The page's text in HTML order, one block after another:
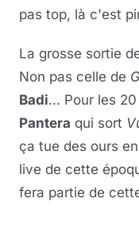
pas top, là c'est
La grosse sortie
Non pas celle de
Badi... Pour les
Pantera qui sort
ça tue des ours
live de cette
fera partie de